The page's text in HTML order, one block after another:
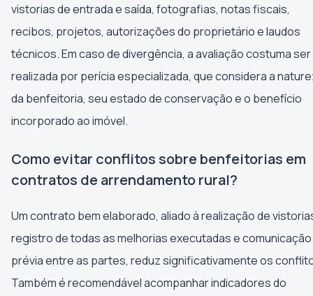
vistorias de entrada e saída, fotografias, notas fiscais,
recibos, projetos, autorizações do proprietário e laudos
técnicos. Em caso de divergência, a avaliação costuma ser
realizada por perícia especializada, que considera a
da benfeitoria, seu estado de conservação e o benefício
incorporado ao imóvel.
Como evitar conflitos sobre benfeitorias em
contratos de arrendamento rural?
Um contrato bem elaborado, aliado à realização de
registro de todas as melhorias executadas e comunicação
prévia entre as partes, reduz significativamente os
Também é recomendável acompanhar indicadores do